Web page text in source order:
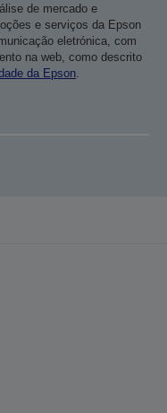
de mercado e
e serviços da Epson
eletrónica, com
na web, como descrito
da Epson